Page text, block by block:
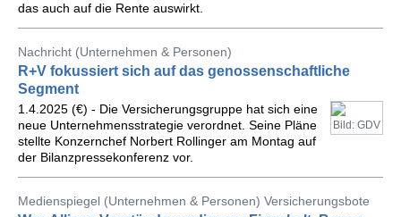
das auch auf die Rente auswirkt.
Nachricht (Unternehmen & Personen)
R+V fokussiert sich auf das genossenschaftliche
Segment
Bild: GDV
1.4.2025 (€) - Die Versicherungsgruppe hat sich eine
neue Unternehmensstrategie verordnet. Seine Pläne
stellte Konzernchef Norbert Rollinger am Montag auf
der Bilanzpressekonferenz vor.
Medienspiegel (Unternehmen & Personen) Versicherungsbote